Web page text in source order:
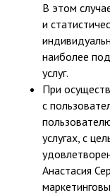
В этом
и
наиболее
услуг.
При
с
услугах, с
Анастасия